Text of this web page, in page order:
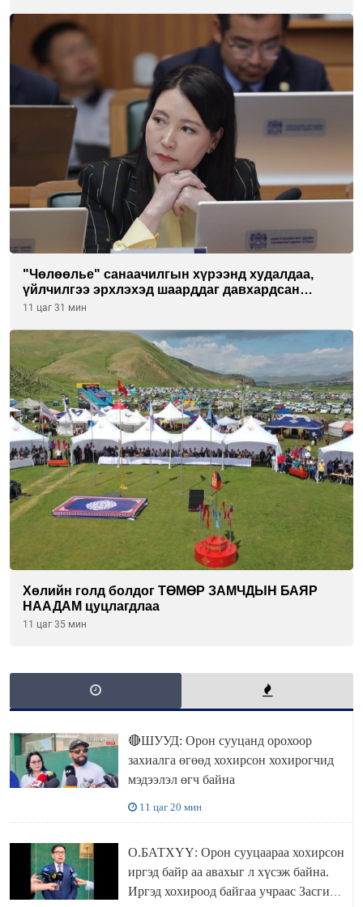
"Чөлөөлье" санаачилгын хүрээнд худалдаа,
үйлчилгээ эрхлэхэд шаарддаг давхардсан
бүртгэлийг хүчингүй болгох тогтоолын төслийг
11 цаг 31 мин
Хөлийн голд болдог ТӨМӨР ЗАМЧДЫН БАЯР
НААДАМ цуцлагдлаа
11 цаг 35 мин
🔴ШУУД: Орон сууцанд орохоор
захиалга өгөөд хохирсон хохирогчид
мэдээлэл өгч байна
11 цаг 20 мин
О.БАТХҮҮ: Орон сууцаараа хохирсон
иргэд байр аа авахыг л хүсэж байна.
Иргэд хохироод байгаа учраас Засгийн